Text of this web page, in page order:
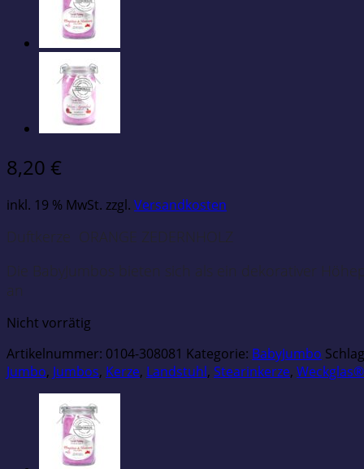
8,20 €
inkl. 19 % MwSt. zzgl. Versandkosten
Duftkerze ORANGE ZEDERNHOLZ
Die BabyJumbos bieten sich als ein dekorativer
an
Nicht vorrätig
Artikelnummer: 0104-308081 Kategorie: BabyJumbo
Jumbo, Jumbos, Kerze, Landstuhl, Stearinkerze, Weckglas®